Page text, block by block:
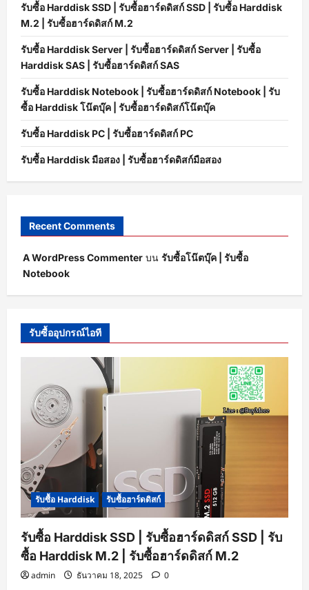
รับซื้อ Harddisk SSD | รับซื้อฮาร์ดดิสก์ SSD | รับซื้อ Harddisk
M.2 | รับซื้อฮาร์ดดิสก์ M.2
รับซื้อ Harddisk Server | รับซื้อฮาร์ดดิสก์ Server | รับซื้อ
Harddisk SAS | รับซื้อฮาร์ดดิสก์ SAS
รับซื้อ Harddisk Notebook | รับซื้อฮาร์ดดิสก์ Notebook | รับ
ซื้อ Harddisk โน๊ตบุ๊ค | รับซื้อฮาร์ดดิสก์โน๊ตบุ๊ค
รับซื้อ Harddisk PC | รับซื้อฮาร์ดดิสก์ PC
รับซื้อ Harddisk มือสอง | รับซื้อฮาร์ดดิสก์มือสอง
Recent Comments
A WordPress Commenter บน รับซื้อโน๊ตบุ๊ค | รับซื้อ
Notebook
รับซื้ออุปกรณ์ไอที
รับซื้อ Harddisk รับซื้อฮาร์ดดิสก์
รับซื้อ Harddisk SSD | รับซื้อฮาร์ดดิสก์ SSD | รับ
ซื้อ Harddisk M.2 | รับซื้อฮาร์ดดิสก์ M.2
admin ธันวาคม 18, 2025 0